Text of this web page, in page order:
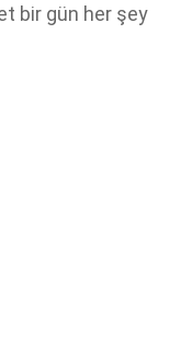
bir gün her şey